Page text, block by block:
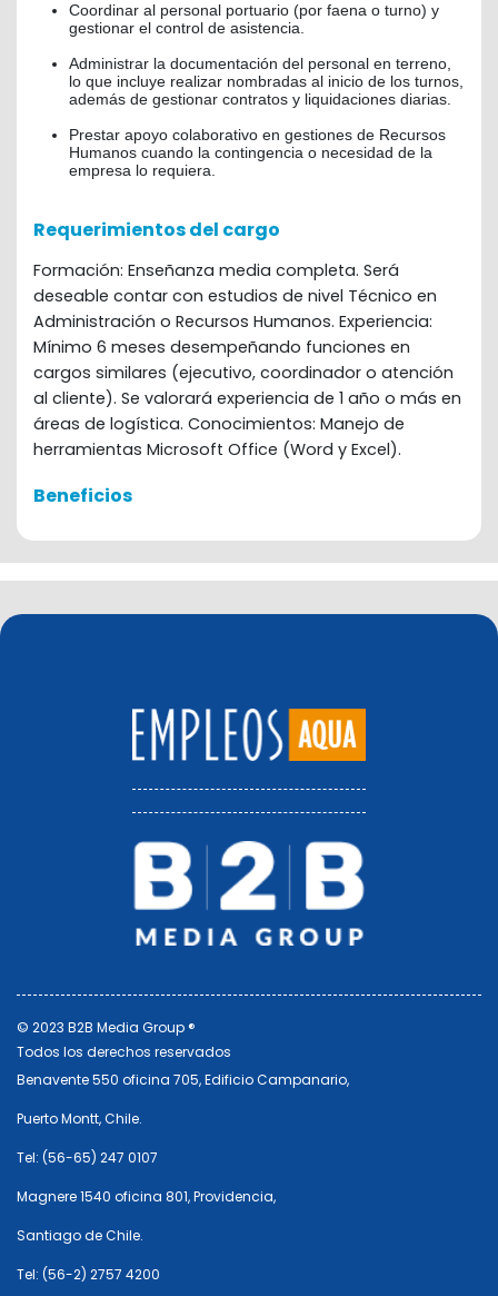
Coordinar al personal portuario (por faena o turno) y
gestionar el control de asistencia
Administrar la documentación del personal en terreno,
lo que incluye realizar nombradas al inicio de los turnos,
además de gestionar contratos y liquidaciones diarias
Prestar apoyo colaborativo en gestiones de Recursos
Humanos cuando la contingencia o necesidad de la
empresa lo requiera
Requerimientos del cargo
Formación: Enseñanza media completa. Será
deseable contar con estudios de nivel Técnico en
Administración o Recursos Humanos. Experiencia:
Mínimo 6 meses desempeñando funciones en
cargos similares (ejecutivo, coordinador o atención
al cliente). Se valorará experiencia de 1 año o más en
áreas de logística. Conocimientos: Manejo de
herramientas Microsoft Office (Word y Excel).
Beneficios
© 2023 B2B Media Group ®
Todos los derechos reservados
Benavente 550 oficina 705, Edificio Campanario,
Puerto Montt, Chile.
Tel: (56-65) 247 0107
Magnere 1540 oficina 801, Providencia,
Santiago de Chile.
Tel: (56-2) 2757 4200